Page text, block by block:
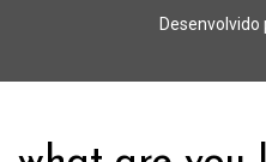
Desenvolvido